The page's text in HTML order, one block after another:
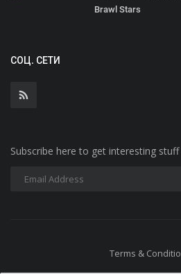
Brawl Stars
СОЦ. СЕТИ
Subscribe here to get interesting
Terms &